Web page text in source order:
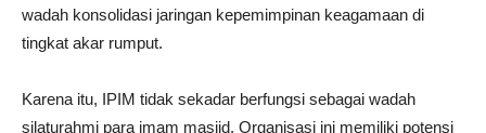
wadah konsolidasi jaringan kepemimpinan keagamaan di
tingkat akar rumput.
Karena itu, IPIM tidak sekadar berfungsi sebagai wadah
silaturahmi para imam masjid. Organisasi ini memiliki potensi